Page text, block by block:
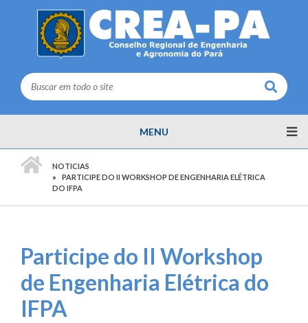
Buscar
MENU
NOTICIAS
PARTICIPE DO II WORKSHOP DE ENGENHARIA ELÉTRICA
DO IFPA
Participe do II Workshop
de Engenharia Elétrica do
IFPA